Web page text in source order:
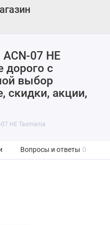
07 HE
дорого с
выбор
скидки, акции,
HE Tasmania
Вопросы и ответы 0